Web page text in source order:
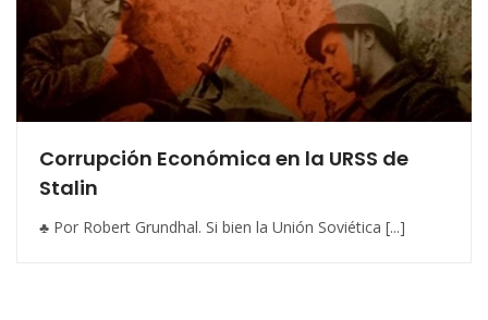
Corrupción Económica en la URSS de
Stalin
♣ Por Robert Grundhal. Si bien la Unión Soviética [...]